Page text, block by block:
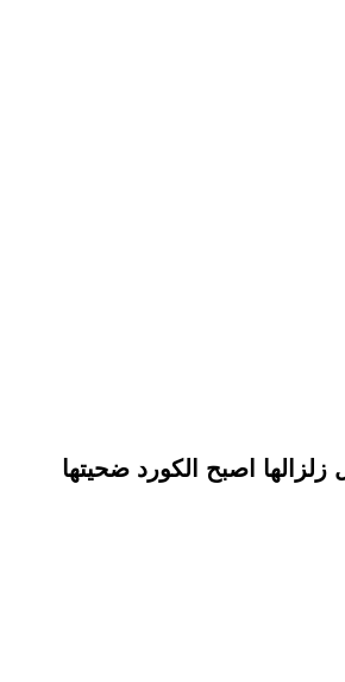
زلزالها اصبح الكورد ضحيتها